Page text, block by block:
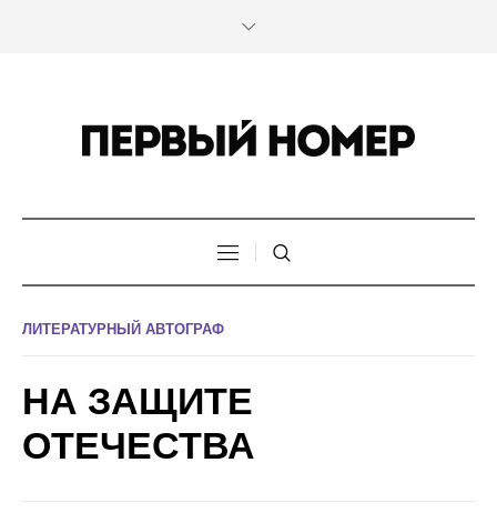
ЛИТЕРАТУРНЫЙ АВТОГРАФ
НА ЗАЩИТЕ
ОТЕЧЕСТВА